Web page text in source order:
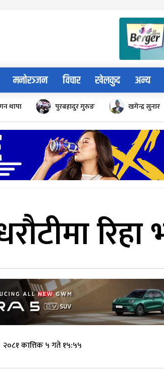
मनोरञ्जन विचार खेलकुद अन्य
थापा पुरबहादुर गुरुङ खगेन्द्र सुनार
२०८१ कात्तिक ५ गते १५:५५